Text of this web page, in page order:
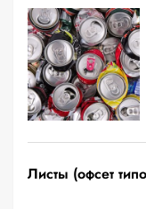
Листы (офсет